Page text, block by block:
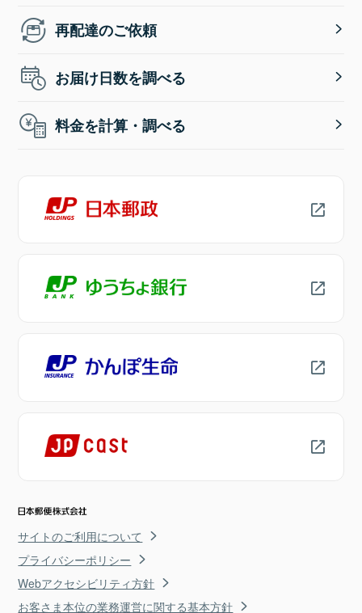
再配達のご依頼
お届け日数を調べる
料金を計算・調べる
サイトのご利用について
プライバシーポリシー
Webアクセシビリティ方針
お客さま本位の業務運営に関する基本方針